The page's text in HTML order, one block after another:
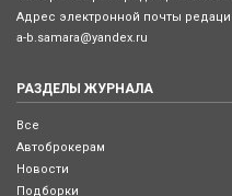
Адрес электронной почты
a-b.samara@yandex.ru
РАЗДЕЛЫ ЖУРНАЛА
Все
Автоброкерам
Новости
Подборки